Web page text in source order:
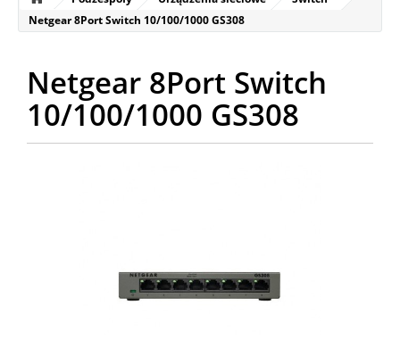
Netgear 8Port Switch 10/100/1000 GS308
Netgear 8Port Switch
10/100/1000 GS308